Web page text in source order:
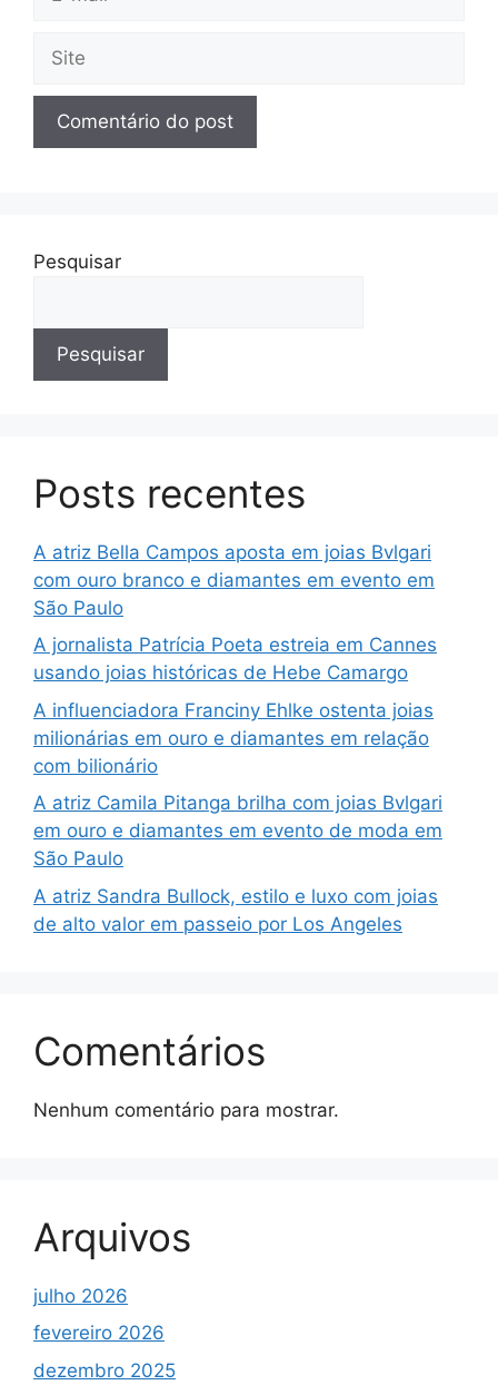
Pesquisar
Pesquisar
Posts recentes
A atriz Bella Campos aposta em joias Bvlgari
com ouro branco e diamantes em evento em
São Paulo
A jornalista Patrícia Poeta estreia em Cannes
usando joias históricas de Hebe Camargo
A influenciadora Franciny Ehlke ostenta joias
milionárias em ouro e diamantes em relação
com bilionário
A atriz Camila Pitanga brilha com joias Bvlgari
em ouro e diamantes em evento de moda em
São Paulo
A atriz Sandra Bullock, estilo e luxo com joias
de alto valor em passeio por Los Angeles
Comentários
Nenhum comentário para mostrar.
Arquivos
julho 2026
fevereiro 2026
dezembro 2025